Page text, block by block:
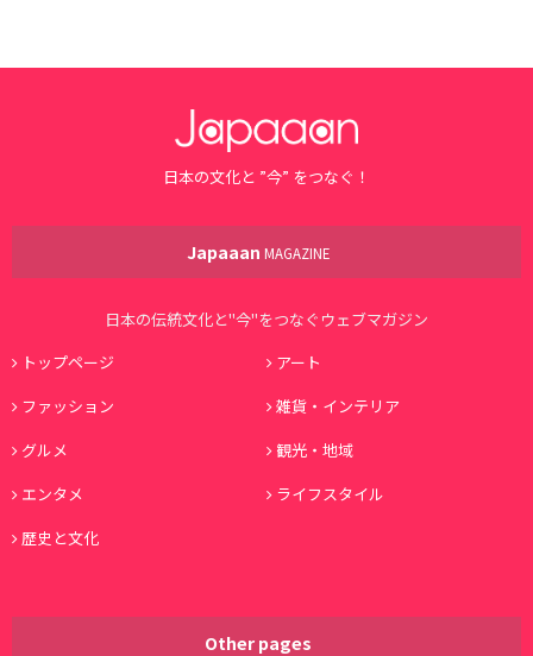
日本の文化と ”今” をつなぐ！
Japaaan MAGAZINE
日本の伝統文化と"今"をつなぐウェブマガジン
トップページ
アート
ファッション
雑貨・インテリア
グルメ
観光・地域
エンタメ
ライフスタイル
歴史と文化
Other pages